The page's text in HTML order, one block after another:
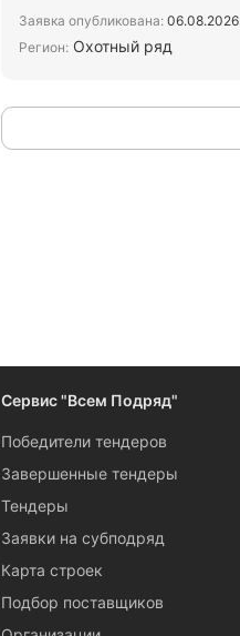
Заявка опубликована: 06.08.2026
Регион: Охотный ряд
Сервис "Всем Подряд"
Победители тендеров
Завершенные тендеры
Тендеры
Заявки на субподряд
Карта строек
Подбор поставщиков